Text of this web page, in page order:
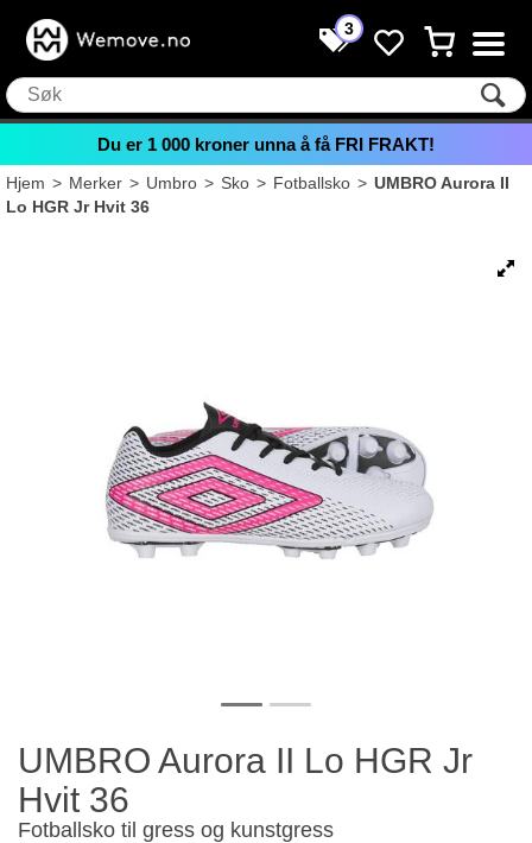
3
Du er 1 000 kroner unna å få FRI FRAKT!
Hjem>Merker>Umbro>Sko>Fotballsko>UMBRO Aurora II
Lo HGR Jr Hvit 36
UMBRO Aurora II Lo HGR Jr
Hvit 36
Fotballsko til gress og kunstgress